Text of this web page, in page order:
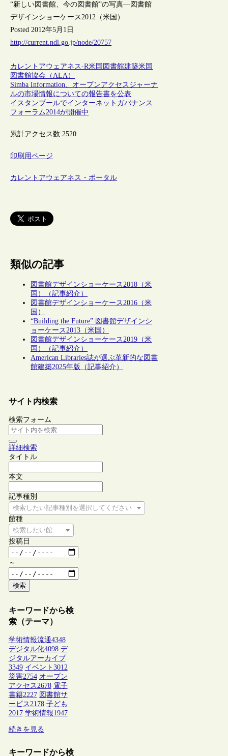
“新しい図書館、今の図書館”の写真―図書館
デザインショーケース2012（米国）
Posted 2012年5月1日
http://current.ndl.go.jp/node/20757
カレントアウェアネス-R米国 図書館建築米国
図書館協会（ALA）
Simba Information、オープンアクセスジャーナ
ルの市場情報についての報告書を公表
イスタンブールでインターネットガバナンス
フォーラム2014が開催中
累計アクセス数:2520
印刷用ページ
カレントアウェアネス・ポータル
類似の記事
図書館デザインショーケース2018（米
国）（記事紹介）
図書館デザインショーケース2016（米
国）
“Building the Future” 図書館デザインシ
ョーケース2013（米国）
図書館デザインショーケース2019（米
国）（記事紹介）
American Libraries誌が選ぶ革新的な図書
館建築2025年版（記事紹介）
サイト内検索
検索フォーム
詳細検索
タイトル
本文
記事種別
検索したい記事種別を選択してください
館種
検索したい館種を選択してください
投稿日
～
検索
キーワードから検
索（テーマ）
学術情報流通4348
デジタル化4098 デ
ジタルアーカイブ
3349 イベント 3012
災害2754 オープン
アクセス2678 電子
書籍2227 図書館サ
ービス2178 子ども
2017 学術情報1947
続きを見る
キーワードから検